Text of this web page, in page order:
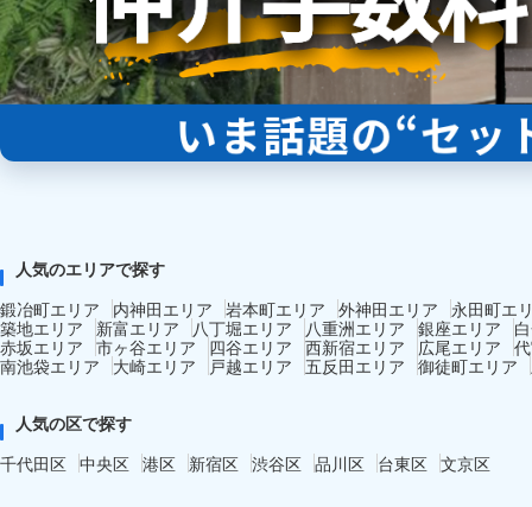
人気のエリアで探す
鍛冶町エリア
内神田エリア 岩本町エリア 外神田エリア
永田町エ
築地エリア
新富エリア 八丁堀エリア 八重洲エリア 銀座エリア
赤坂エリア 市ヶ谷エリア 四谷エリア 西新宿エリア 広尾エリア
南池袋エリア
大崎エリア 戸越エリア 五反田エリア 御徒町エリア
人気の区で探す
千代田区 中央区 港区 新宿区 渋谷区 品川区 台東区 文京区